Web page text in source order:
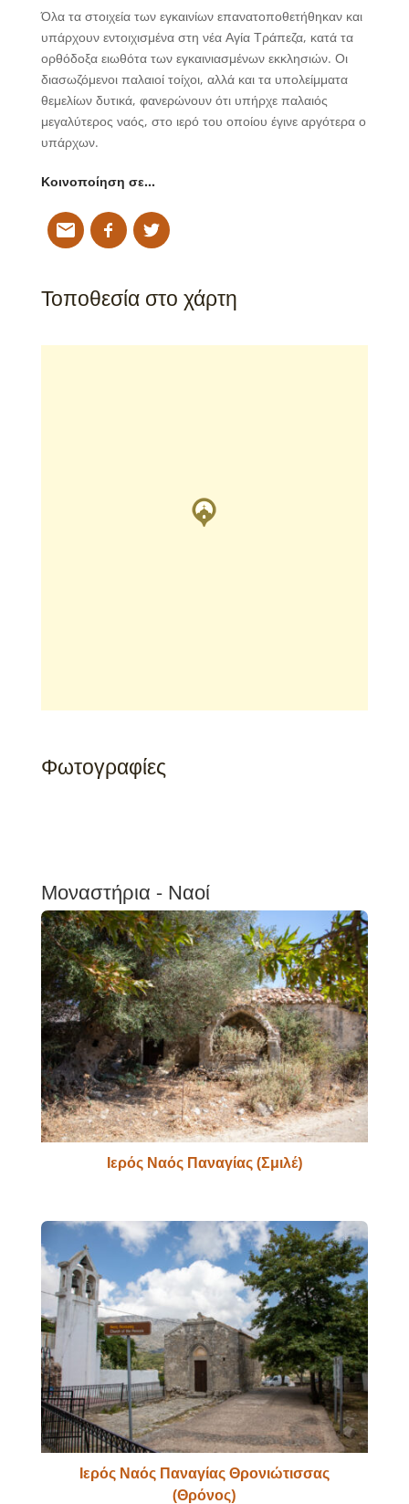
Όλα τα στοιχεία των εγκαινίων επανατοποθετήθηκαν και
υπάρχουν εντοιχισμένα στη νέα Αγία Τράπεζα, κατά τα
ορθόδοξα ειωθότα των εγκαινιασμένων εκκλησιών. Οι
διασωζόμενοι παλαιοί τοίχοι, αλλά και τα υπολείμματα
θεμελίων δυτικά, φανερώνουν ότι υπήρχε παλαιός
μεγαλύτερος ναός, στο ιερό του οποίου έγινε αργότερα ο
υπάρχων.
Κοινοποίηση σε…
Τοποθεσία στο χάρτη
Φωτογραφίες
Μοναστήρια - Ναοί
Ιερός Ναός Παναγίας (Σμιλέ)
Ιερός Ναός Παναγίας Θρονιώτισσας
(Θρόνος)